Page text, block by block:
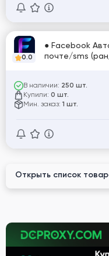
0.0
● Facebook
почте/sms
В наличии: 250 шт.
Купили: 0 шт.
Мин. заказ: 1 шт.
Открыть список